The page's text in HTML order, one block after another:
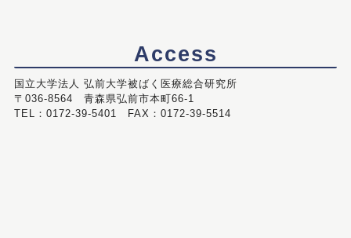
Access
国立大学法人 弘前大学被ばく医療総合研究所
〒036-8564 青森県弘前市本町66-1
TEL：0172-39-5401 FAX：0172-39-5514